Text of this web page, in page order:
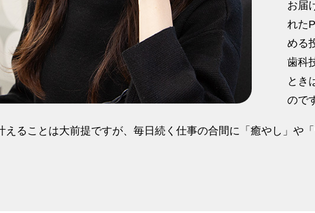
お届
れた
める
歯科
とき
ので
ることは大前提ですが、毎日続く仕事の合間に「癒やし」や